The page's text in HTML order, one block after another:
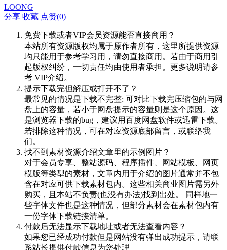
LOONG
分享 收藏 点赞(0)
免费下载或者VIP会员资源能否直接商用？
本站所有资源版权均属于原作者所有，这里所提供资源
均只能用于参考学习用，请勿直接商用。若由于商用引
起版权纠纷，一切责任均由使用者承担。更多说明请参
考 VIP介绍。
提示下载完但解压或打开不了？
最常见的情况是下载不完整: 可对比下载完压缩包的与网
盘上的容量，若小于网盘提示的容量则是这个原因。这
是浏览器下载的bug，建议用百度网盘软件或迅雷下载。
若排除这种情况，可在对应资源底部留言，或联络我
们。
找不到素材资源介绍文章里的示例图片？
对于会员专享、整站源码、程序插件、网站模板、网页
模版等类型的素材，文章内用于介绍的图片通常并不包
含在对应可供下载素材包内。这些相关商业图片需另外
购买，且本站不负责(也没有办法)找到出处。 同样地一
些字体文件也是这种情况，但部分素材会在素材包内有
一份字体下载链接清单。
付款后无法显示下载地址或者无法查看内容？
如果您已经成功付款但是网站没有弹出成功提示，请联
系站长提供付款信息为您处理